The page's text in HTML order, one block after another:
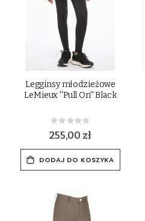
Legginsy młodzieżowe
LeMieux ''Pull On'' Black
Rating:
0%
255,00 zł
DODAJ DO KOSZYKA